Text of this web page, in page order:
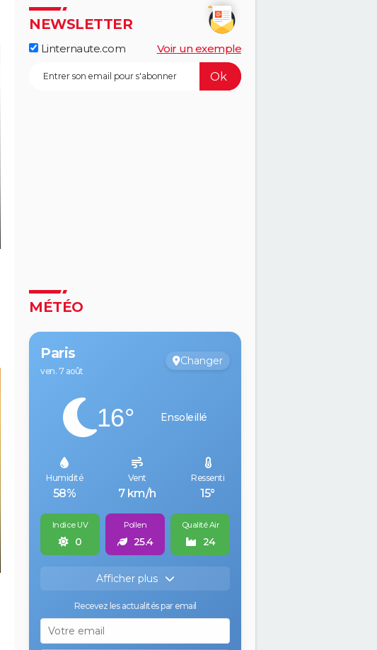
NEWSLETTER
Linternaute.com Voir un exemple
MÉTÉO
Paris
ven. 7 août
Changer
16° Ensoleillé
Humidité
58%
Vent
7 km/h
Ressenti
15°
Indice UV
0
Pollen
25.4
Qualité Air
24
Afficher plus
Lever Coucher
Recevez les actualités par email